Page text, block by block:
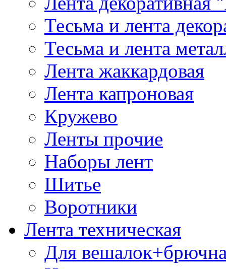
Тесьма и лента
Тесьма и лента
Лента жаккардовая
Лента капроновая
Кружево
Ленты прочие
Наборы лент
Шитье
Воротники
Лента техническая
Для